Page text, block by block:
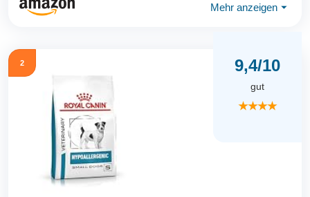
Mehr anzeigen ⏷
2 9,4/10
gut
★★★★